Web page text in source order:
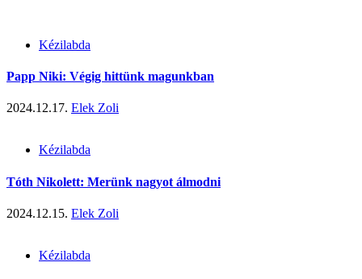
Kézilabda
Papp Niki: Végig hittünk magunkban
2024.12.17. Elek Zoli
Kézilabda
Tóth Nikolett: Merünk nagyot álmodni
2024.12.15. Elek Zoli
Kézilabda